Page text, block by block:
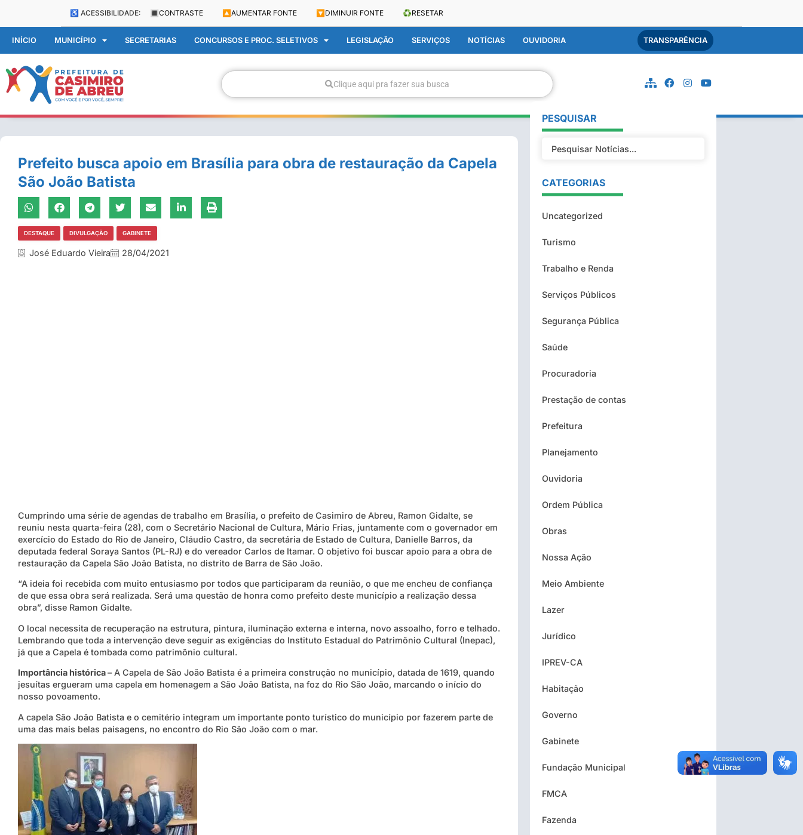
♿ ACESSIBILIDADE: 🔳 CONTRASTE 🔼 AUMENTAR FONTE 🔽 DIMINUIR FONTE ♻️RESETAR
INÍCIO MUNICÍPIO SECRETARIAS CONCURSOS E PROC. SELETIVOS LEGISLAÇÃO SERVIÇOS NOTÍCIAS OUVIDORIA TRANSPARÊNCIA
Clique aqui pra fazer sua busca
Prefeito busca apoio em Brasília para obra de restauração da Capela
São João Batista
DESTAQUE DIVULGAÇÃO GABINETE
José Eduardo Vieira 28/04/2021
Cumprindo uma série de agendas de trabalho em Brasília, o prefeito de Casimiro de Abreu, Ramon Gidalte, se
reuniu nesta quarta-feira (28), com o Secretário Nacional de Cultura, Mário Frias, juntamente com o governador em
exercício do Estado do Rio de Janeiro, Cláudio Castro, da secretária de Estado de Cultura, Danielle Barros, da
deputada federal Soraya Santos (PL-RJ) e do vereador Carlos de Itamar. O objetivo foi buscar apoio para a obra de
restauração da Capela São João Batista, no distrito de Barra de São João.
“A ideia foi recebida com muito entusiasmo por todos que participaram da reunião, o que me encheu de confiança
de que essa obra será realizada. Será uma questão de honra como prefeito deste município a realização dessa
obra”, disse Ramon Gidalte.
O local necessita de recuperação na estrutura, pintura, iluminação externa e interna, novo assoalho, forro e telhado.
Lembrando que toda a intervenção deve seguir as exigências do Instituto Estadual do Patrimônio Cultural (Inepac),
já que a Capela é tombada como patrimônio cultural.
Importância histórica –A Capela de São João Batista é a primeira construção no município, datada de 1619, quando
jesuítas ergueram uma capela em homenagem a São João Batista, na foz do Rio São João, marcando o início do
nosso povoamento.
A capela São João Batista e o cemitério integram um importante ponto turístico do município por fazerem parte de
uma das mais belas paisagens, no encontro do Rio São João com o mar.
PESQUISAR
CATEGORIAS
Uncategorized
Turismo
Trabalho e Renda
Serviços Públicos
Segurança Pública
Saúde
Procuradoria
Prestação de contas
Prefeitura
Planejamento
Ouvidoria
Ordem Pública
Obras
Nossa Ação
Meio Ambiente
Lazer
Jurídico
IPREV-CA
Habitação
Governo
Gabinete
Fundação Municipal
FMCA
Fazenda